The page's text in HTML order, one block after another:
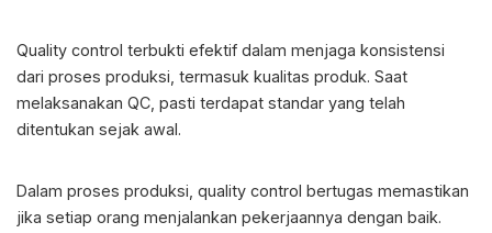
Quality control terbukti efektif dalam menjaga konsistensi
dari proses produksi, termasuk kualitas produk. Saat
melaksanakan QC, pasti terdapat standar yang telah
ditentukan sejak awal.
Dalam proses produksi, quality control bertugas memastikan
jika setiap orang menjalankan pekerjaannya dengan baik.